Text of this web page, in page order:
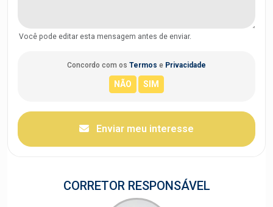
Você pode editar esta mensagem antes de enviar.
Concordo com os Termos e Privacidade
Enviar meu interesse
CORRETOR RESPONSÁVEL